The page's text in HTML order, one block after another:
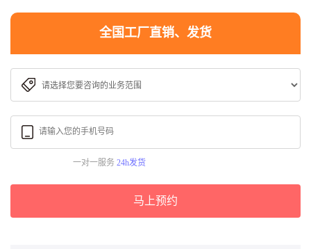
全国工厂直销、发货
一对一服务 24h发货
马上预约